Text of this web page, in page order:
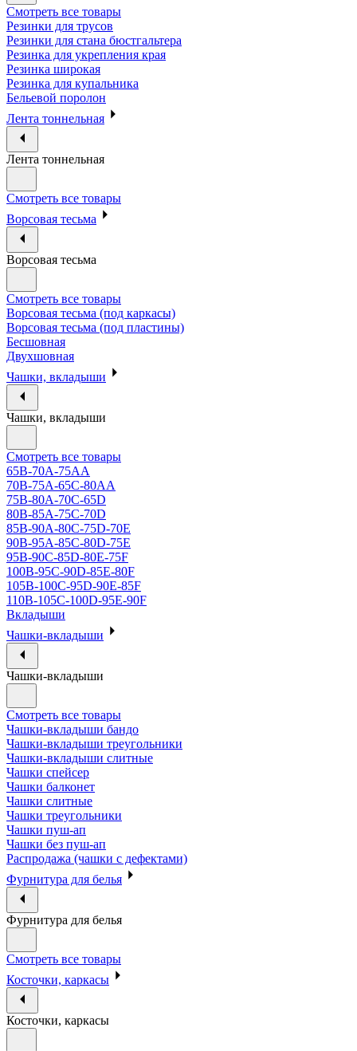
Смотреть все товары
Резинки для трусов
Резинки для стана бюстгальтера
Резинка для укрепления края
Резинка широкая
Резинка для купальника
Бельевой поролон
Лента тоннельная
Лента тоннельная
Смотреть все товары
Ворсовая тесьма
Ворсовая тесьма
Смотреть все товары
Ворсовая тесьма (под каркасы)
Ворсовая тесьма (под пластины)
Бесшовная
Двухшовная
Чашки, вкладыши
Чашки, вкладыши
Смотреть все товары
65B-70A-75АА
70В-75А-65С-80АА
75В-80А-70С-65D
80В-85А-75С-70D
85В-90А-80С-75D-70E
90B-95A-85C-80D-75E
95B-90C-85D-80E-75F
100B-95C-90D-85E-80F
105B-100C-95D-90E-85F
110B-105C-100D-95E-90F
Вкладыши
Чашки-вкладыши
Чашки-вкладыши
Смотреть все товары
Чашки-вкладыши бандо
Чашки-вкладыши треугольники
Чашки-вкладыши слитные
Чашки спейсер
Чашки балконет
Чашки слитные
Чашки треугольники
Чашки пуш-ап
Чашки без пуш-ап
Распродажа (чашки с дефектами)
Фурнитура для белья
Фурнитура для белья
Смотреть все товары
Косточки, каркасы
Косточки, каркасы